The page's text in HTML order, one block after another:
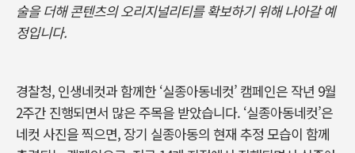
술을 더해 콘텐츠의 오리지널리티를 확보하기 위해 나아갈 예
정입니다.
경찰청, 인생네컷과 함께한 ‘실종아동네컷’ 캠페인은 작년 9월
2주간 진행되면서 많은 주목을 받았습니다. ‘실종아동네컷’은
네컷 사진을 찍으면, 장기 실종아동의 현재 추정 모습이 함께